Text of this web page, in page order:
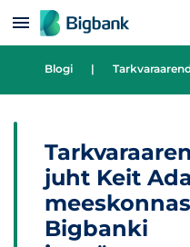
Liigu edasi põhisisu
Blogi | Tarkvaraarenduste üksuse juht
juht Keit
Bigbanki